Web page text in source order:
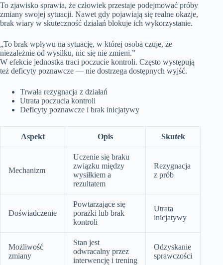
To zjawisko sprawia, że człowiek przestaje podejmować próby
zmiany swojej sytuacji. Nawet gdy pojawiają się realne okazje,
brak wiary w skuteczność działań blokuje ich wykorzystanie.
„To brak wpływu na sytuację, w której osoba czuje, że
niezależnie od wysiłku, nic się nie zmieni.”
W efekcie jednostka traci poczucie kontroli. Często występują
też deficyty poznawcze — nie dostrzega dostępnych wyjść.
Trwała rezygnacja z działań
Utrata poczucia kontroli
Deficyty poznawcze i brak inicjatywy
Aspekt Opis Skutek
Mechanizm
Uczenie się braku
związku między
wysiłkiem a
rezultatem
Rezygnacja
z prób
Doświadczenie
Powtarzające się
porażki lub brak
kontroli
Utrata
inicjatywy
Możliwość
zmiany
Stan jest
odwracalny przez
interwencję i trening
Odzyskanie
sprawczości